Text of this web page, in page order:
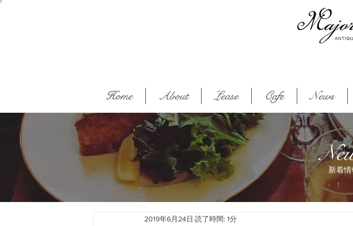
Home About Lease Cafe News
新着情
2019年6月24日 読了時間: 1分